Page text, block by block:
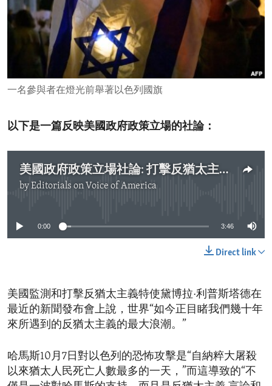
MIDDLE EAST
DEMOCRACY AND GOVERNANCE
ECONOMY AND TRADE
ENVIRONMENT AND HEALTH
IDEALS AND INSTITUTIONS
一名參與者在燈光前舉著以色列國旗
以下是一篇反映美國政府政策立場的社論：
美國政府政策立場社論: 打擊反猶太主義的毒害
byEditorials on Voice of America
0:00 3:46
Direct link
美國監測和打擊反猶太主義特使黛博拉·利普斯塔德在
最近的新聞發布會上說，世界“如今正目睹我們幾十年
來所遇到的反猶太主義的最大浪潮。”
哈馬斯10月7日對以色列的恐怖攻擊是“自納粹大屠殺
以來猶太人民死亡人數最多的一天，”而這導致的“不